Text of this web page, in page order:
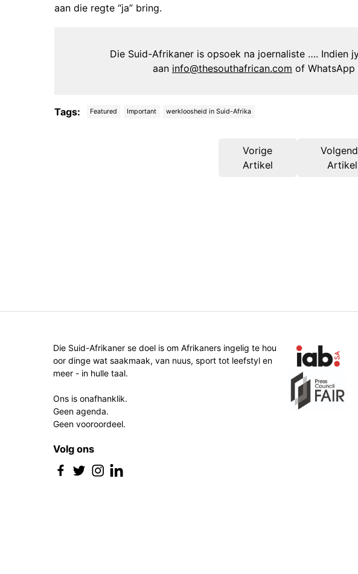
aan die regte “ja” bring.
Die Suid-Afrikaner is opsoek na joernaliste …. Indien
aan info@thesouthafrican.com of WhatsApp
Tags: Featured Important werkloosheid in Suid-Afrika
Artikel
Vorige
Artikel
Die Suid-Afrikaner se doel is om Afrikaners ingelig te hou
oor dinge wat saakmaak, van nuus, sport tot leefstyl en
meer - in hulle taal.
Ons is onafhanklik.
Geen agenda.
Geen vooroordeel.
Volg ons